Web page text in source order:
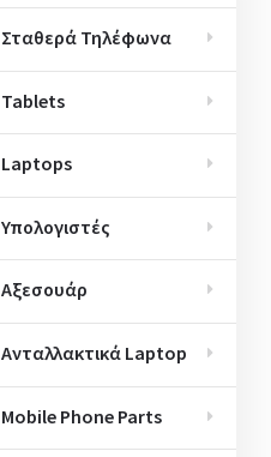
Σταθερά Τηλέφωνα
Tablets
Laptops
Υπολογιστές
Αξεσουάρ
Ανταλλακτικά Laptop
Mobile Phone Parts